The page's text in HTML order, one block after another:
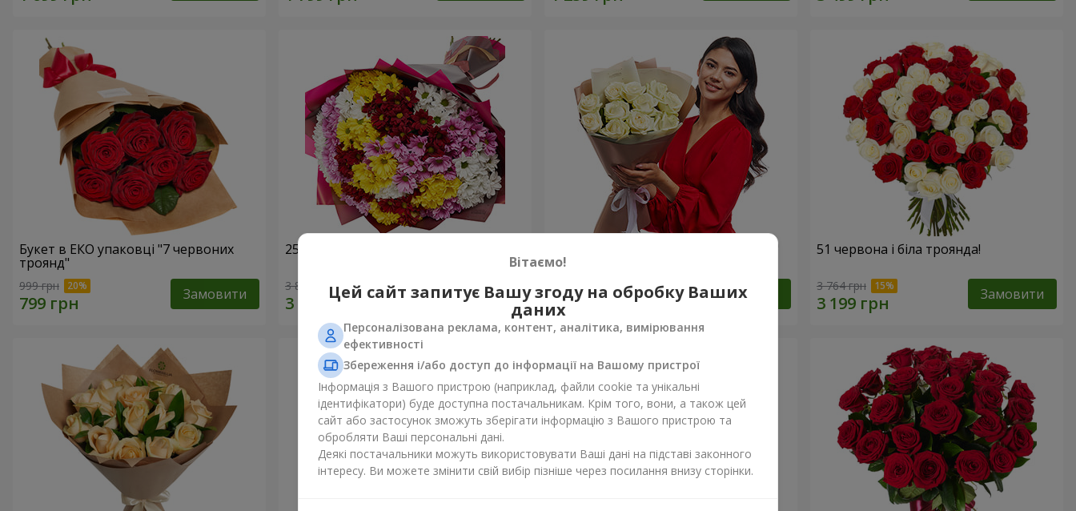
Букет в ЕКО упаковці "7 червоних
троянд"
999 грн Замовити
25 різнокольорових хризантем!
3 874 грн Замовити 1 443 грн Замовити
51 червона і біла троянда!
3 764 грн Замовити
Вітаємо!
Цей сайт запитує Вашу згоду на обробку Ваших
даних
Персоналізована реклама, контент, аналітика, вимірювання
ефективності
Збереження і/або доступ до інформації на Вашому пристрої
Інформація з Вашого пристрою (наприклад, файли cookie та унікальні
ідентифікатори) буде доступна постачальникам. Крім того, вони, а також цей
сайт або застосунок зможуть зберігати інформацію з Вашого пристрою та
обробляти Ваші персональні дані.
Деякі постачальники можуть використовувати Ваші дані на підставі законного
інтересу. Ви можете змінити свій вибір пізніше через посилання внизу сторінки.